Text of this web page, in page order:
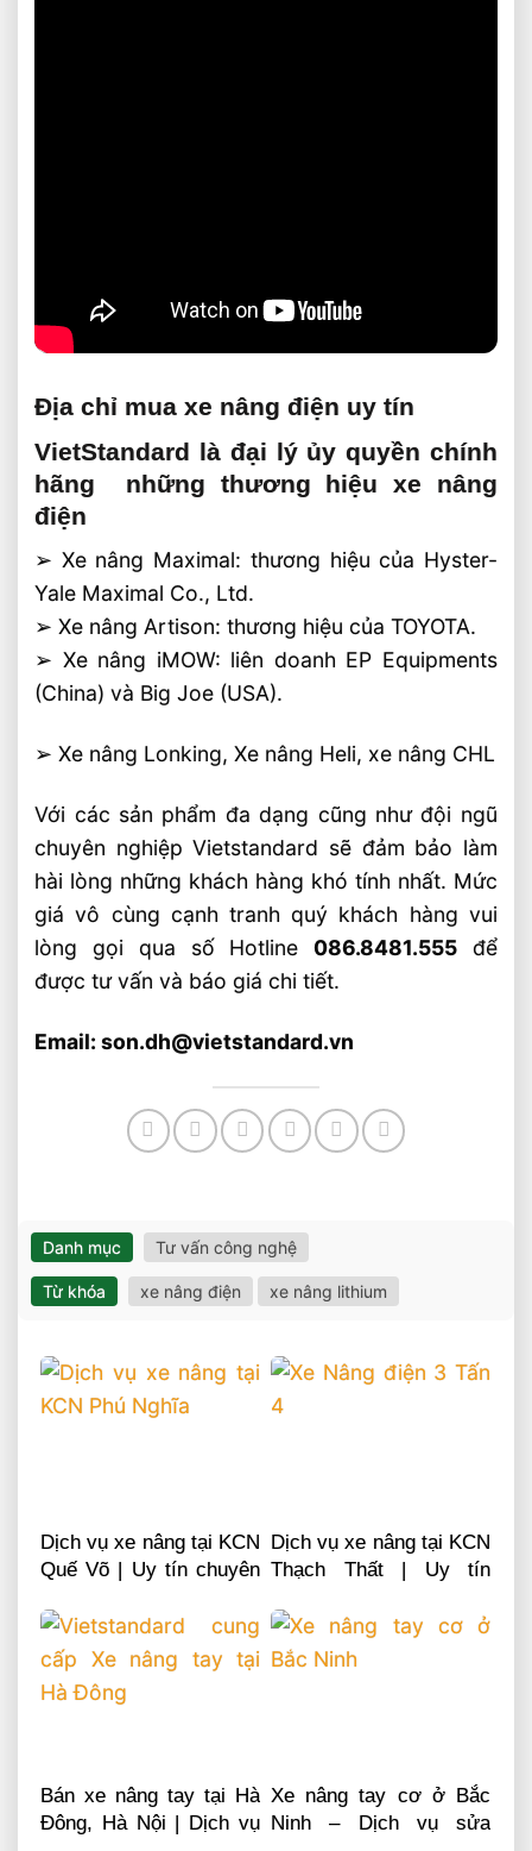
Địa chỉ mua xe nâng điện uy tín
VietStandard là đại lý ủy quyền chính
hãng những thương hiệu xe nâng
điện
➢ Xe nâng Maximal: thương hiệu của Hyster-
Yale Maximal Co., Ltd.
➢ Xe nâng Artison: thương hiệu của TOYOTA.
➢ Xe nâng iMOW: liên doanh EP Equipments
(China) và Big Joe (USA).
➢ Xe nâng Lonking, Xe nâng Heli, xe nâng CHL
Với các sản phẩm đa dạng cũng như đội ngũ
chuyên nghiệp Vietstandard sẽ đảm bảo làm
hài lòng những khách hàng khó tính nhất. Mức
giá vô cùng cạnh tranh quý khách hàng vui
lòng gọi qua số Hotline086.8481.555 để
được tư vấn và báo giá chi tiết.
Email: son.dh@vietstandard.vn
Danh mục Tư vấn công nghệ
Từ khóa xe nâng điện xe nâng lithium
Dịch vụ xe nâng tại KCN
Quế Võ | Uy tín chuyên
Dịch vụ xe nâng tại KCN
Thạch Thất | Uy tín
0868481555
Bán xe nâng tay tại Hà
Đông, Hà Nội | Dịch vụ
Xe nâng tay cơ ở Bắc
Ninh – Dịch vụ sửa